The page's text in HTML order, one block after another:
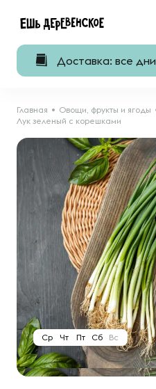
Доставка: все дни
Главная Овощи, фрукты и ягоды
Лук зеленый с корешками
Ср Чт Пт Сб Вс